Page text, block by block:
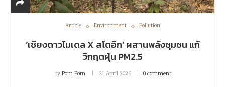
Article Environment Pollution
‘เชียงดาวโมเดล X สโตอิก’ ผสานพลังชุมชน แก้
วิกฤตฝุ่น PM2.5
byPom Pom 21 April 2026 0 comment